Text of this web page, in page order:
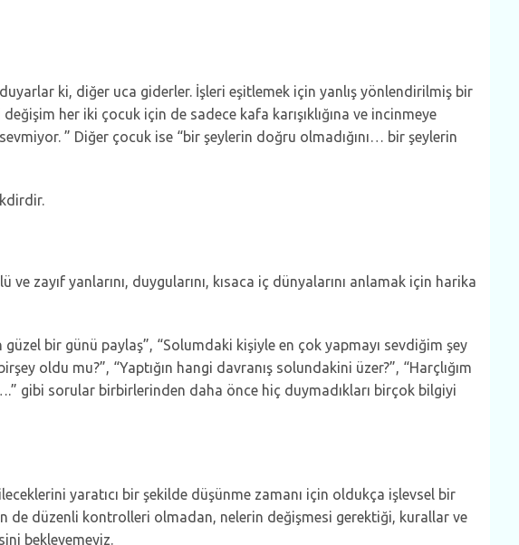
ki, diğer uca giderler. İşleri eşitlemek için yanlış yönlendirilmiş bir
her iki çocuk için de sadece kafa karışıklığına ve incinmeye
” Diğer çocuk ise “bir şeylerin doğru olmadığını… bir şeylerin
zayıf yanlarını, duygularını, kısaca iç dünyalarını anlamak için harika
bir günü paylaş”, “Solumdaki kişiyle en çok yapmayı sevdiğim şey
oldu mu?”, “Yaptığın hangi davranış solundakini üzer?”, “Harçlığım
gibi sorular birbirlerinden daha önce hiç duymadıkları birçok bilgiyi
yaratıcı bir şekilde düşünme zamanı için oldukça işlevsel bir
de düzenli kontrolleri olmadan, nelerin değişmesi gerektiği, kurallar ve
bekleyemeyiz.